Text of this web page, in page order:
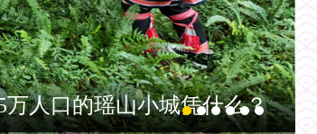
人口的瑶山小城凭什么？